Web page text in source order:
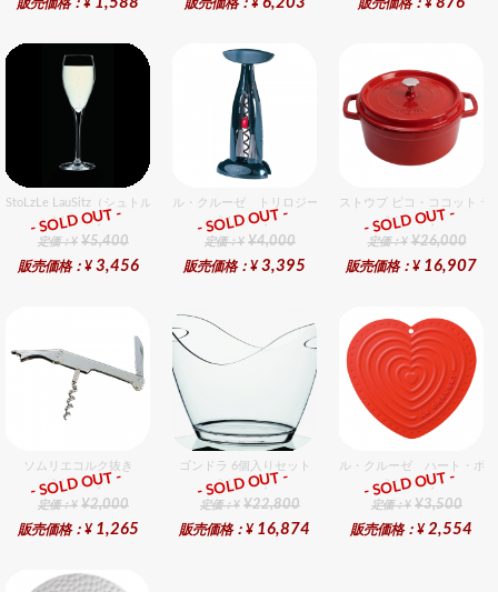
販売価格：¥ 販売価格：¥ 販売価格：¥
StoLzLe LauSitz（シュトルツル ラウンジッツ） スペシャリティ シャンパン 6個入りセッ
総合ﾗﾝｷﾝｸﾞ
定価：¥ ¥5,400
販売価格：¥ 3,456
- SOLD OUT -
ル・クルーゼ トリロジー テーブルモデルギフトセット
総合ﾗﾝｷﾝｸﾞ
定価：¥ ¥4,000
販売価格：¥ 3,395
- SOLD OUT -
ストウブ ピコ・ココット ラ
総合ﾗﾝｷﾝｸﾞ
定価：¥ ¥26,000
販売価格：¥ 16,907
- SOLD OUT -
ソムリエコルク抜き
総合ﾗﾝｷﾝｸﾞ
定価：¥ ¥2,000
販売価格：¥ 1,265
- SOLD OUT -
ゴンドラ 6個入りセット
総合ﾗﾝｷﾝｸﾞ
定価：¥ ¥22,800
販売価格：¥ 16,874
- SOLD OUT -
ル・クルーゼ ハート・ポ
総合ﾗﾝｷﾝｸﾞ
定価：¥ ¥3,500
販売価格：¥ 2,554
- SOLD OUT -